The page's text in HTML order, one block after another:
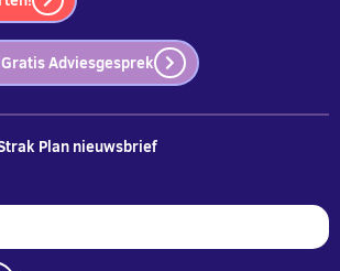
Adviesgesprek
Plan nieuwsbrief